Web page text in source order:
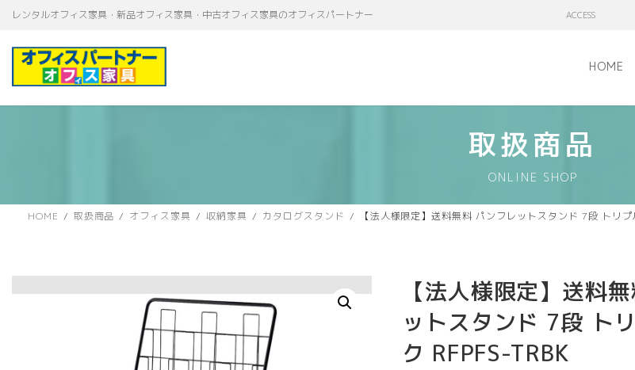
テ
ゲ
レンタルオフィス家具・新品オフィス家具・中古オフィス家具のオフィスパートナー ACCESS
HOME
取扱商品
ONLINE SHOP
HOME 取扱商品 オフィス家具 収納家具 カタログスタンド 【法人様限定】送料無料 パンフレットスタンド 7段 トリ
【法人様限定】送料
ットスタンド 7段 ト
ク RFPFS-TRBK